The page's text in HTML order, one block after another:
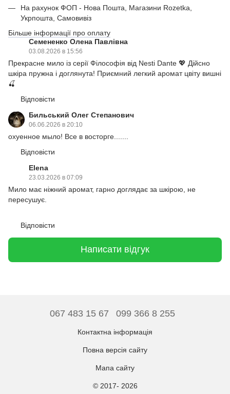
На рахунок ФОП - Нова Пошта, Магазини Rozetka,
Укрпошта, Самовивіз
Більше інформації про оплату
Семененко Олена Павлівна
03.08.2026 в 15:56
Прекрасне мило із серії Філософія від Nesti Dante 💖 Дійсно
шкіра пружна і доглянута! Приємний легкий аромат цвіту вишні
🍒
Відповісти
Бильський Олег Степанович
06.06.2026 в 20:10
охуенное мыло! Все в восторге.......
Відповісти
Elena
23.03.2026 в 07:09
Мило має ніжний аромат, гарно доглядає за шкірою, не
пересушує.
Відповісти
Написати відгук
067 483 15 67 099 366 8 255
Контактна інформація
Повна версія сайту
Мапа сайту
© 2017- 2026